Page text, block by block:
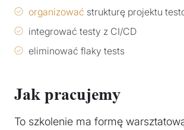
organizować strukturę projektu
integrować testy z CI/CD
eliminować flaky tests
Jak pracujemy
To szkolenie ma formę